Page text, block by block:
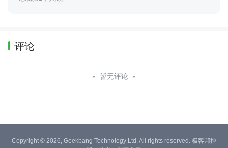
评论
暂无评论
Copyright © 2026, Geekbang Technology Ltd. All rights reserved. 极客邦控